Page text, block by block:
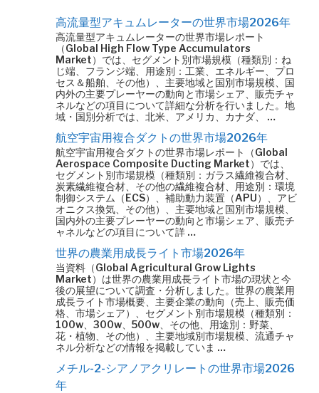
高流量型アキュムレーターの世界市場2026年
高流量型アキュムレーターの世界市場レポート
（Global High Flow Type Accumulators
Market）では、セグメント別市場規模（種類別：ね
じ端、フランジ端、用途別：工業、エネルギー、プロ
セス＆船舶、その他）、主要地域と国別市場規模、国
内外の主要プレーヤーの動向と市場シェア、販売チャ
ネルなどの項目について詳細な分析を行いました。地
域・国別分析では、北米、アメリカ、カナダ、 …
航空宇宙用複合ダクトの世界市場2026年
航空宇宙用複合ダクトの世界市場レポート（Global
Aerospace Composite Ducting Market）では、
セグメント別市場規模（種類別：ガラス繊維複合材、
炭素繊維複合材、その他の繊維複合材、用途別：環境
制御システム（ECS）、補助動力装置（APU）、アビ
オニクス換気、その他）、主要地域と国別市場規模、
国内外の主要プレーヤーの動向と市場シェア、販売チ
ャネルなどの項目について詳 …
世界の農業用成長ライト市場2026年
当資料（Global Agricultural Grow Lights
Market）は世界の農業用成長ライト市場の現状と今
後の展望について調査・分析しました。世界の農業用
成長ライト市場概要、主要企業の動向（売上、販売価
格、市場シェア）、セグメント別市場規模（種類別：
100w、300w、500w、その他、用途別：野菜、
花・植物、その他）、主要地域別市場規模、流通チャ
ネル分析などの情報を掲載していま …
メチル-2-シアノアクリレートの世界市場2026
年